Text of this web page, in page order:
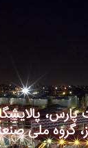
گروه ملی